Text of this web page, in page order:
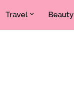
Travel Beauty